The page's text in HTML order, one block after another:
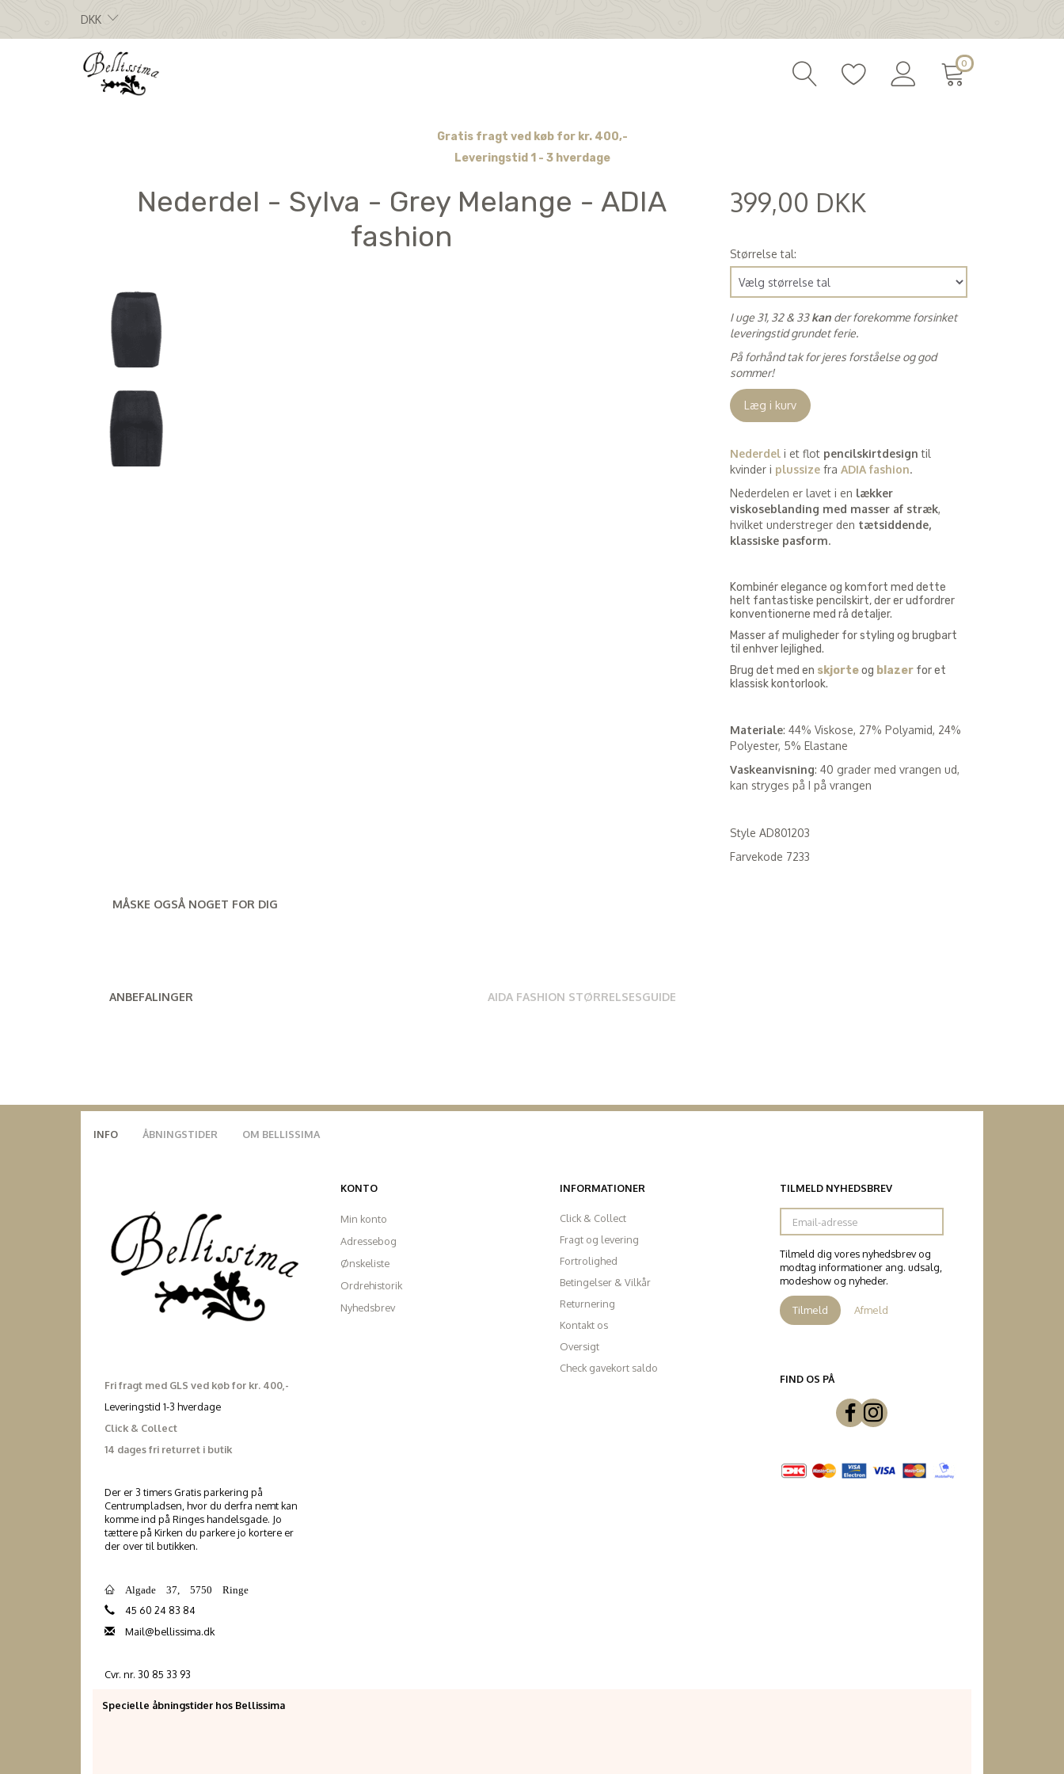
DKK
0
Gratis fragt ved køb for kr. 400,-
Leveringstid 1 - 3 hverdage
Nederdel - Sylva - Grey Melange - ADIA
fashion
399,00 DKK
Størrelse tal:
I uge 31, 32 & 33kan der forekomme forsinket
leveringstid grundet ferie.
På forhånd tak for jeres forståelse og god
sommer!
Læg i kurv
Nederdel i et flot pencilskirtdesigntil
kvinder i plussize fraADIA fashion.
Nederdelen er lavet i en lækker
viskoseblanding med masser af stræk,
hvilket understreger den tætsiddende,
klassiske pasform.
Kombinér elegance og komfort med dette
helt fantastiske pencilskirt, der er udfordrer
konventionerne med rå detaljer.
Masser af muligheder for styling og brugbart
til enhver lejlighed.
Brug det med en skjorteog blazer for et
klassisk kontorlook.
Materiale: 44% Viskose, 27% Polyamid, 24%
Polyester, 5% Elastane
Vaskeanvisning: 40 grader med vrangen ud,
kan stryges på I på vrangen
Style AD801203
Farvekode 7233
MÅSKE OGSÅ NOGET FOR DIG
ANBEFALINGER AIDA FASHION STØRRELSESGUIDE
INFO ÅBNINGSTIDER OM BELLISSIMA
Fri fragt med GLS ved køb for kr. 400,-
Leveringstid 1-3 hverdage
Click & Collect
14 dages fri returret i butik
Der er 3 timers Gratis parkering på
Centrumpladsen, hvor du derfra nemt kan
komme ind på Ringes handelsgade. Jo
tættere på Kirken du parkere jo kortere er
der over til butikken.
Algade 37, 5750 Ringe
45 60 24 83 84
Mail@bellissima.dk
Cvr. nr. 30 85 33 93
KONTO
Min konto
Adressebog
Ønskeliste
Ordrehistorik
Nyhedsbrev
INFORMATIONER
Click & Collect
Fragt og levering
Fortrolighed
Betingelser & Vilkår
Returnering
Kontakt os
Oversigt
Check gavekort saldo
TILMELD NYHEDSBREV
Email-
adresse
Tilmeld dig vores nyhedsbrev og
modtag informationer ang. udsalg,
modeshow og nyheder.
Tilmeld Afmeld
FIND OS PÅ
Specielle åbningstider hos Bellissima